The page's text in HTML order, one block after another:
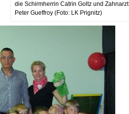
die Schirmherrin Catrin Goltz und Zahnarzt
Peter Gueffroy (Foto: LK Prignitz)